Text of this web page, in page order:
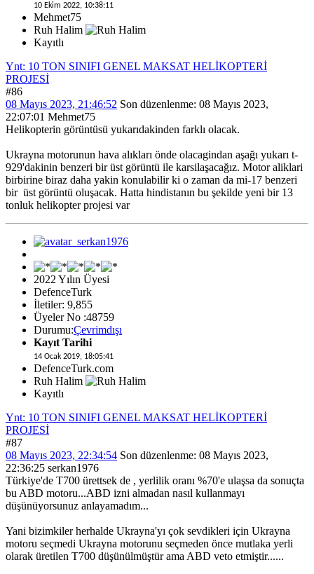
10 Ekim 2022, 10:38:11
Mehmet75
Ruh Halim
Kayıtlı
Ynt: 10 TON SINIFI GENEL MAKSAT HELİKOPTERİ
PROJESİ
#86
08 Mayıs 2023, 21:46:52 Son düzenlenme: 08 Mayıs 2023,
22:07:01 Mehmet75
Helikopterin görüntüsü yukarıdakinden farklı olacak.
Ukrayna motorunun hava alıkları önde olacagindan aşağı yukarı t-
929'dakinin benzeri bir üst görüntü ile karsilaşacağız. Motor aliklari
birbirine biraz daha yakin konulabilir ki o zaman da mi-17 benzeri
bir üst görüntü oluşacak. Hatta hindistanın bu şekilde yeni bir 13
tonluk helikopter projesi var
2022 Yılın Üyesi
DefenceTurk
İletiler: 9,855
Üyeler No :48759
Durumu:Çevrimdışı
Kayıt Tarihi
14 Ocak 2019, 18:05:41
DefenceTurk.com
Ruh Halim
Kayıtlı
Ynt: 10 TON SINIFI GENEL MAKSAT HELİKOPTERİ
PROJESİ
#87
08 Mayıs 2023, 22:34:54 Son düzenlenme: 08 Mayıs 2023,
22:36:25 serkan1976
Türkiye'de T700 ürettsek de , yerlilik oranı %70'e ulaşsa da sonuçta
bu ABD motoru...ABD izni almadan nasıl kullanmayı
düşünüyorsunuz anlayamadım...
Yani bizimkiler herhalde Ukrayna'yı çok sevdikleri için Ukrayna
motoru seçmedi Ukrayna motorunu seçmeden önce mutlaka yerli
olarak üretilen T700 düşünülmüştür ama ABD veto etmiştir......